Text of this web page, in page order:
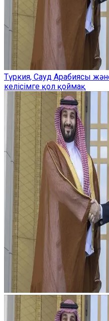
Түркия, Сауд Арабиясы
келісімге қол қоймақ